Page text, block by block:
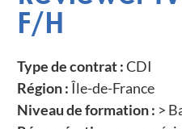
F/H
Type de contrat :CDI
Région :Île-de-France
Niveau de formation : >